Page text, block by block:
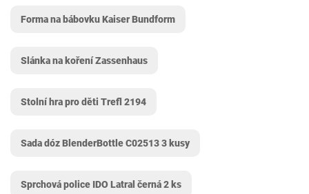
Forma na bábovku Kaiser Bundform
Slánka na koření Zassenhaus
Stolní hra pro děti Trefl 2194
Sada dóz BlenderBottle C02513 3 kusy
Sprchová police IDO Latral černá 2 ks